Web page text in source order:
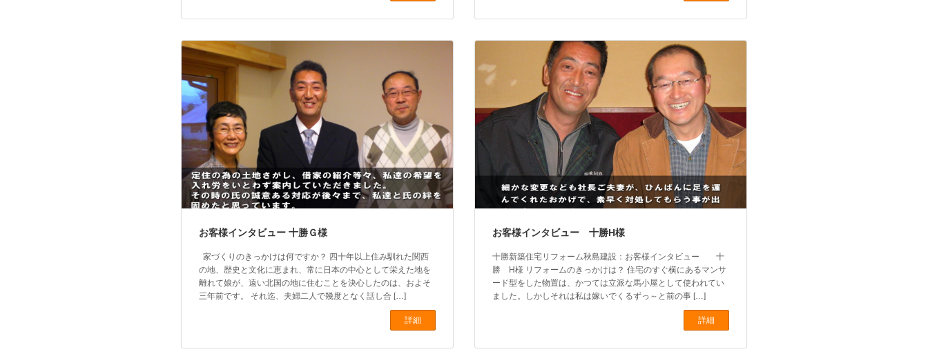
お客様インタビュー 十勝Ｇ様
家づくりのきっかけは何ですか？ 四十年以上住み馴れた関西
の地、歴史と文化に恵まれ、常に日本の中心として栄えた地を
離れて娘が、遠い北国の地に住むことを決心したのは、およそ
三年前です。 それ迄、夫婦二人で幾度となく話し合 […]
詳細
お客様インタビュー 十勝H様
十勝新築住宅リフォーム秋島建設：お客様インタビュー 十
勝 H様 リフォームのきっかけは？ 住宅のすぐ横にあるマンサ
ード型をした物置は、かつては立派な馬小屋として使われてい
ました。しかしそれは私は嫁いでくるずっ～と前の事 […]
詳細